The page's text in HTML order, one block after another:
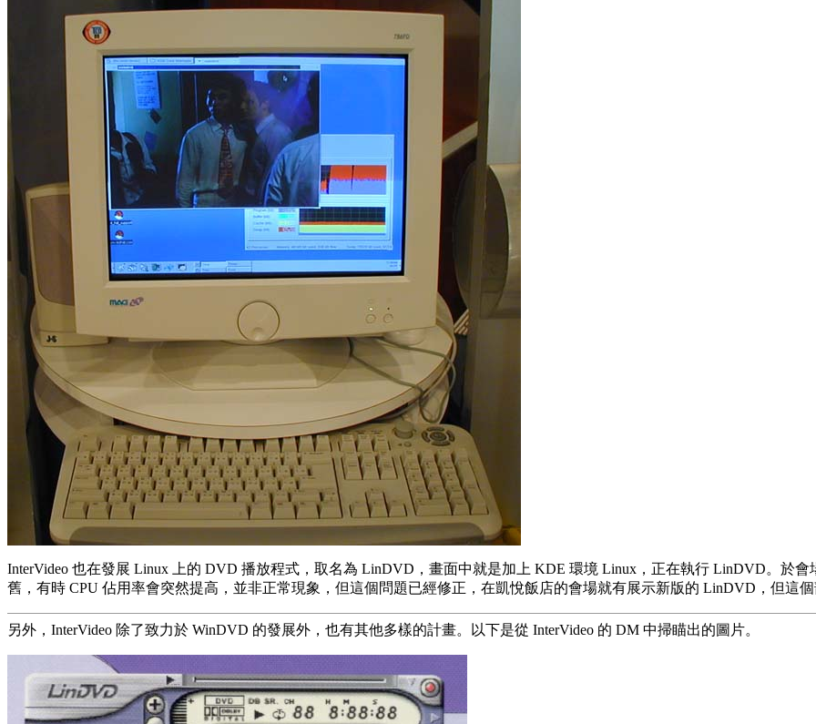
InterVideo 也在發展 Linux 上的 DVD 播放程式，取名為 LinDVD，畫面中就是加上 KDE 環境 Linux，正在執行 LinDVD。於
舊，有時 CPU 佔用率會突然提高，並非正常現象，但這個問題已經修正，在凱悅飯店的會場就有展示新版的 LinDVD，但這
另外，InterVideo 除了致力於 WinDVD 的發展外，也有其他多樣的計畫。以下是從 InterVideo 的 DM 中掃瞄出的圖片。